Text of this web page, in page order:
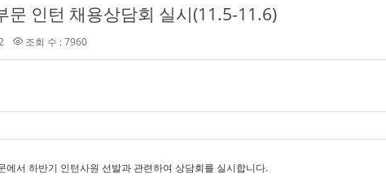
문 인턴 채용상담회 실시(11.5-11.6)
조회 수 : 7960
에서 하반기 인턴사원 선발과 관련하여 상담회를 실시합니다.